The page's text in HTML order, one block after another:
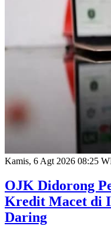
Kamis, 6 Agt 2026 08:25
OJK Didorong
Kredit Macet di
Daring